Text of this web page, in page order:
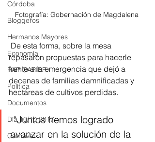
Córdoba
Bloggeros
Hermanos Mayores
Economía
RAP CARIBE
Política
Documentos
Día 10/10 2017
Carnaval
Fotografía: Gobernación de Magdalena
repasaron propuestas para hacerle
frente a la emergencia que dejó a
decenas de familias damnificadas y
hectáreas de cultivos perdidas.
“Juntos hemos logrado
avanzar en la solución de la